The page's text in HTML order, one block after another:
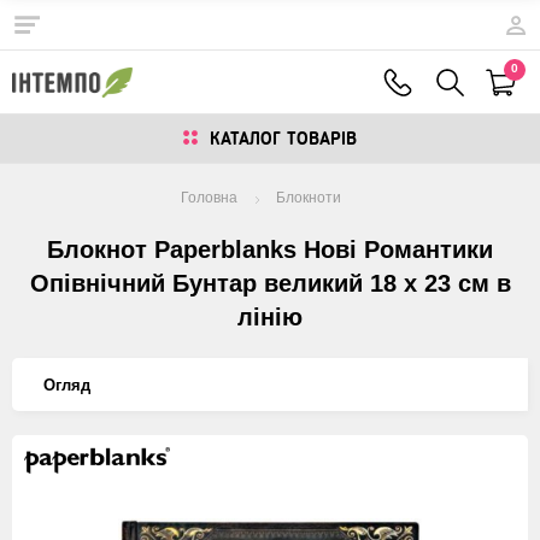
0
КАТАЛОГ ТОВАРIВ
Головна Блокноти
Блокнот Paperblanks Нові Романтики
Опівнічний Бунтар великий 18 х 23 см в
лінію
Огляд
Изображения